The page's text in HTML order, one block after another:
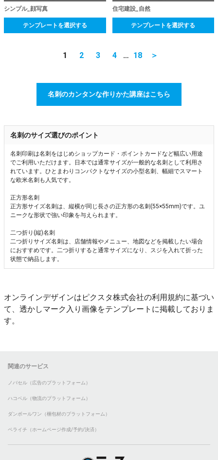
シンプル_顔写真
テンプレートを選択する
住宅建設_自然
テンプレートを選択する
1 2 3 4 … 18 ＞
名刺のカンタンな作りかた講座はこちら
名刺のサイズ選びのポイント
名刺印刷は名刺をはじめショップカード・ポイントカードなど幅広い用途
でご利用いただけます。日本では通常サイズが一般的な名刺として利用さ
れています。ひとまわりコンパクトなサイズの小型名刺、幅細でスマート
な欧米名刺も人気です。
正方形名刺
正方形サイズ名刺は、縦横が同じ長さの正方形の名刺(55×55mm)です。ユ
ニークな形状で強い印象を与えられます。
二つ折り(縦)名刺
二つ折りサイズ名刺は、店舗情報やメニュー、地図などを掲載したい場合
におすすめです。二つ折りすると通常サイズになり、スジを入れて折った
状態で納品します。
オンラインデザインはピクスタ株式会社の利用規約に基づい
て、透かしマーク入り画像をテンプレートに掲載しておりま
す。
関連のサービス
ノバセル（広告のプラットフォーム）
ハコベル（物流のプラットフォーム）
ダンボールワン（梱包材のプラットフォーム）
ペライチ（ホームページ作成/予約/決済）